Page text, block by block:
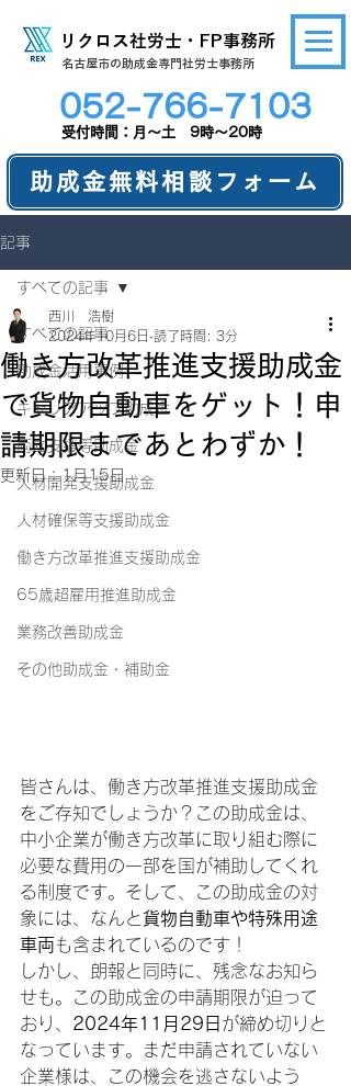
助成金無料相談フォーム
052-766-7103
​受付時間：月～土 9時～20時
リクロス社労士・FP事務所
​名古屋市の助成金専門社労士事務所
記事
すべての記事
助成金活用事例
キャリアアップ助成金
両立支援等助成金
人材開発支援助成金
人材確保等支援助成金
働き方改革推進支援助成金
65歳超雇用推進助成金
業務改善助成金
その他助成金・補助金
すべての記事
働き方改革推進支援助成金
で貨物自動車をゲット！申
請期限まであとわずか！
西川 浩樹
2024年10月6日 読了時間: 3分
更新日：1月15日
皆さんは、働き方改革推進支援助成金
をご存知でしょうか？この助成金は、
中小企業が働き方改革に取り組む際に
必要な費用の一部を国が補助してくれ
る制度です。そして、この助成金の対
象には、なんと 貨物自動車や特殊用途
車両も含まれているのです！
しかし、朗報と同時に、残念なお知ら
せも。この助成金の申請期限が迫って
おり、 2024年11月29日 が締め切りと
なっています。まだ申請されていない
企業様は、この機会を逃さないよう